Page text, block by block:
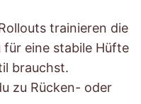
trainieren die
eine stabile Hüfte
brauchst.
zu Rücken- oder